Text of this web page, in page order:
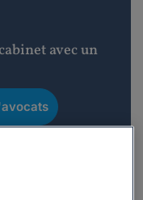
avec un